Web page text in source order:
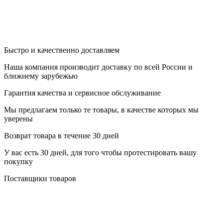
Быстро и качественно доставляем
Наша компания производит доставку по всей России и
ближнему зарубежью
Гарантия качества и сервисное обслуживание
Мы предлагаем только те товары, в качестве которых мы
уверены
Возврат товара в течение 30 дней
У вас есть 30 дней, для того чтобы протестировать вашу
покупку
Поставщики товаров